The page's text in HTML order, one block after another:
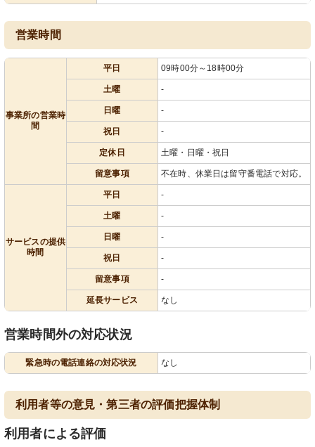
営業時間
事業所の営業時
間
平日 09時00分～18時00分
土曜 -
日曜 -
祝日 -
定休日 土曜・日曜・祝日
留意事項 不在時、休業日は留守番電話で対応。
サービスの提供
時間
平日 -
土曜 -
日曜 -
祝日 -
留意事項 -
延長サービス なし
営業時間外の対応状況
緊急時の電話連絡の対応状況 なし
利用者等の意見・第三者の評価把握体制
利用者による評価